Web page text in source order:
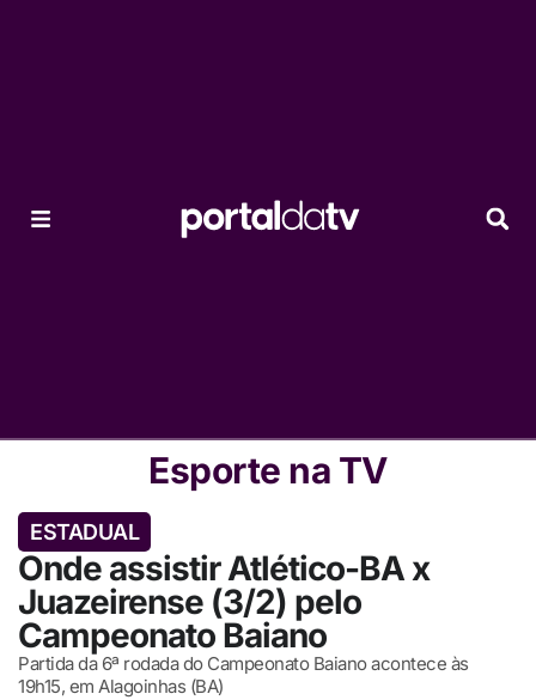
Esporte na TV
ESTADUAL
Onde assistir Atlético-BA x
Juazeirense (3/2) pelo
Campeonato Baiano
Partida da 6ª rodada do Campeonato Baiano acontece às
19h15, em Alagoinhas (BA)